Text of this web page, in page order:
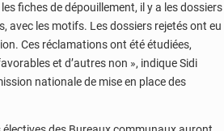
fiches de dépouillement, il y a les dossiers
avec les motifs. Les dossiers rejetés ont eu
Ces réclamations ont été étudiées,
et d’autres non », indique Sidi
nationale de mise en place des